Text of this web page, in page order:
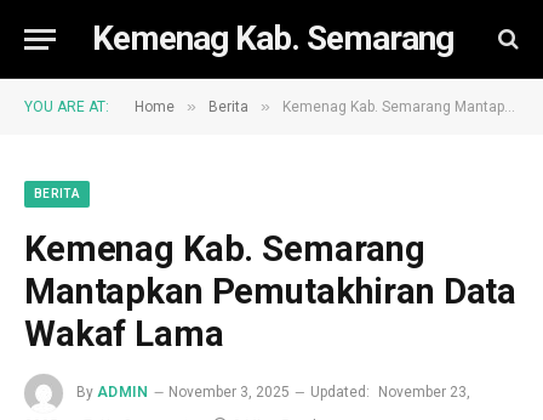
Kemenag Kab. Semarang
YOU ARE AT: Home » Berita » Kemenag Kab. Semarang Mantapkan Pemutakhiran Data Wakaf Lama
BERITA
Kemenag Kab. Semarang
Mantapkan Pemutakhiran Data
Wakaf Lama
By ADMIN November 3, 2025 Updated:
November 23,